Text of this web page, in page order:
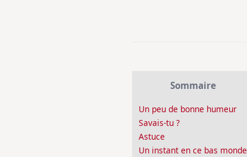
Sommaire
Un peu de bonne humeur
Savais-tu ?
Astuce
Un instant en ce bas monde